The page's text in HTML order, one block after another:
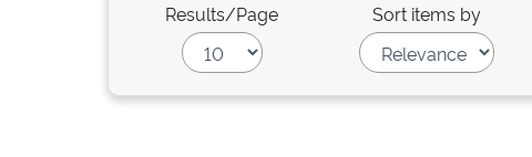
Results/Page Sort items by